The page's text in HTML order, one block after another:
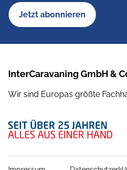
Jetzt abonnieren
InterCaravaning GmbH &
Wir sind Europas größte